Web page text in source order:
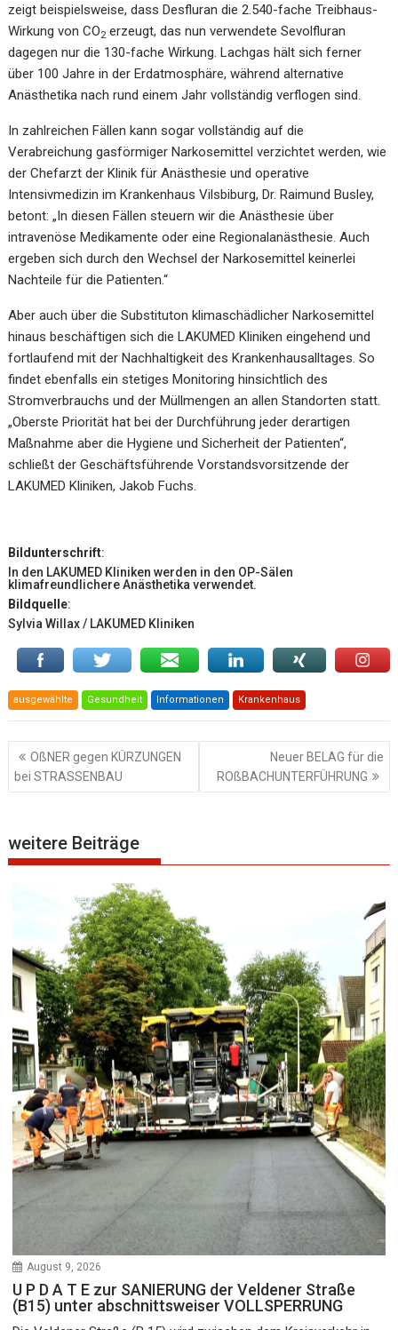
zeigt beispielsweise, dass Desfluran die 2.540-fache Treibhaus-
Wirkung von CO2 erzeugt, das nun verwendete Sevolfluran
dagegen nur die 130-fache Wirkung. Lachgas hält sich ferner
über 100 Jahre in der Erdatmosphäre, während alternative
Anästhetika nach rund einem Jahr vollständig verflogen sind.
In zahlreichen Fällen kann sogar vollständig auf die
Verabreichung gasförmiger Narkosemittel verzichtet werden, wie
der Chefarzt der Klinik für Anästhesie und operative
Intensivmedizin im Krankenhaus Vilsbiburg, Dr. Raimund Busley,
betont: „In diesen Fällen steuern wir die Anästhesie über
intravenöse Medikamente oder eine Regionalanästhesie. Auch
ergeben sich durch den Wechsel der Narkosemittel keinerlei
Nachteile für die Patienten.“
Aber auch über die Substituton klimaschädlicher Narkosemittel
hinaus beschäftigen sich die LAKUMED Kliniken eingehend und
fortlaufend mit der Nachhaltigkeit des Krankenhausalltages. So
findet ebenfalls ein stetiges Monitoring hinsichtlich des
Stromverbrauchs und der Müllmengen an allen Standorten statt.
„Oberste Priorität hat bei der Durchführung jeder derartigen
Maßnahme aber die Hygiene und Sicherheit der Patienten“,
schließt der Geschäftsführende Vorstandsvorsitzende der
LAKUMED Kliniken, Jakob Fuchs.
Bildunterschrift:
In den LAKUMED Kliniken werden in den OP-Sälen
klimafreundlichere Anästhetika verwendet.
Bildquelle:
Sylvia Willax / LAKUMED Kliniken
ausgewählte Gesundheit Informationen Krankenhaus
Beitragsnavigation
OßNER gegen KÜRZUNGEN
bei STRASSENBAU
Neuer BELAG für die
ROßBACHUNTERFÜHRUNG
weitere Beiträge
August 9, 2026
U P D A T E zur SANIERUNG der Veldener Straße
(B15) unter abschnittsweiser VOLLSPERRUNG